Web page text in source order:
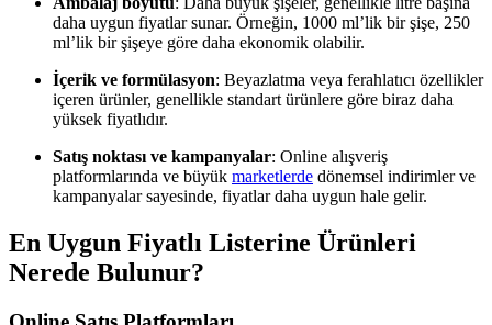
daha uygun fiyatlar sunar. Örneğin, 1000 ml’lik bir şişe, 250
ml’lik bir şişeye göre daha ekonomik olabilir.
İçerik ve formülasyon: Beyazlatma veya ferahlatıcı özellikler
içeren ürünler, genellikle standart ürünlere göre biraz daha
yüksek fiyatlıdır.
Satış noktası ve kampanyalar: Online alışveriş
platformlarında ve büyük marketlerde dönemsel indirimler ve
kampanyalar sayesinde, fiyatlar daha uygun hale gelir.
En Uygun Fiyatlı Listerine Ürünleri
Nerede Bulunur?